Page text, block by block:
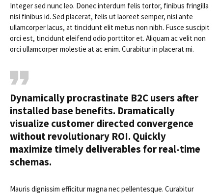
Integer sed nunc leo. Donec interdum felis tortor, finibus fringilla
nisi finibus id. Sed placerat, felis ut laoreet semper, nisi ante
ullamcorper lacus, at tincidunt elit metus non nibh. Fusce suscipit
orci est, tincidunt eleifend odio porttitor et. Aliquam ac velit non
orci ullamcorper molestie at ac enim. Curabitur in placerat mi.
Dynamically procrastinate B2C users after
installed base benefits. Dramatically
visualize customer directed convergence
without revolutionary ROI. Quickly
maximize timely deliverables for real-time
schemas.
Mauris dignissim efficitur magna nec pellentesque. Curabitur